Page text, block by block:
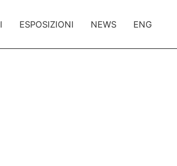
ESPOSIZIONI NEWS ENG